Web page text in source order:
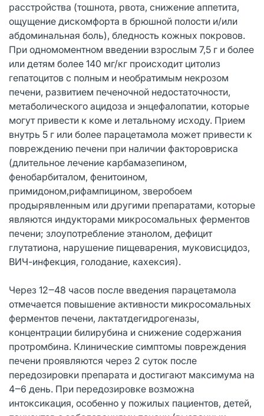
расстройства (тошнота, рвота, снижение аппетита,
ощущение дискомфорта в брюшной полости и/или
абдоминальная боль), бледность кожных покровов.
При одномоментном введении взрослым 7,5 г и более
или детям более 140 мг/кг происходит цитолиз
гепатоцитов с полным и необратимым некрозом
печени, развитием печеночной недостаточности,
метаболического ацидоза и энцефалопатии, которые
могут привести к коме и летальному исходу. Прием
внутрь 5 г или более парацетамола может привести к
повреждению печени при наличии факторовриска
(длительное лечение карбамазепином,
фенобарбиталом, фенитоином,
примидоном,рифампицином, зверобоем
продырявленным или другими препаратами, которые
являются индукторами микросомальных ферментов
печени; злоупотребление этанолом, дефицит
глутатиона, нарушение пищеварения, муковисцидоз,
ВИЧ-инфекция, голодание, кахексия).
Через 12‒48 часов после введения парацетамола
отмечается повышение активности микросомальных
ферментов печени, лактатдегидрогеназы,
концентрации билирубина и снижение содержания
протромбина. Клинические симптомы повреждения
печени проявляются через 2 суток после
передозировки препарата и достигают максимума на
4‒6 день. При передозировке возможна
интоксикация, особенно у пожилых пациентов, детей,